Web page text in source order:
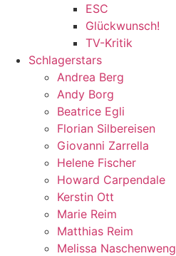
ESC
Glückwunsch!
TV-Kritik
Schlagerstars
Andrea Berg
Andy Borg
Beatrice Egli
Florian Silbereisen
Giovanni Zarrella
Helene Fischer
Howard Carpendale
Kerstin Ott
Marie Reim
Matthias Reim
Melissa Naschenweng